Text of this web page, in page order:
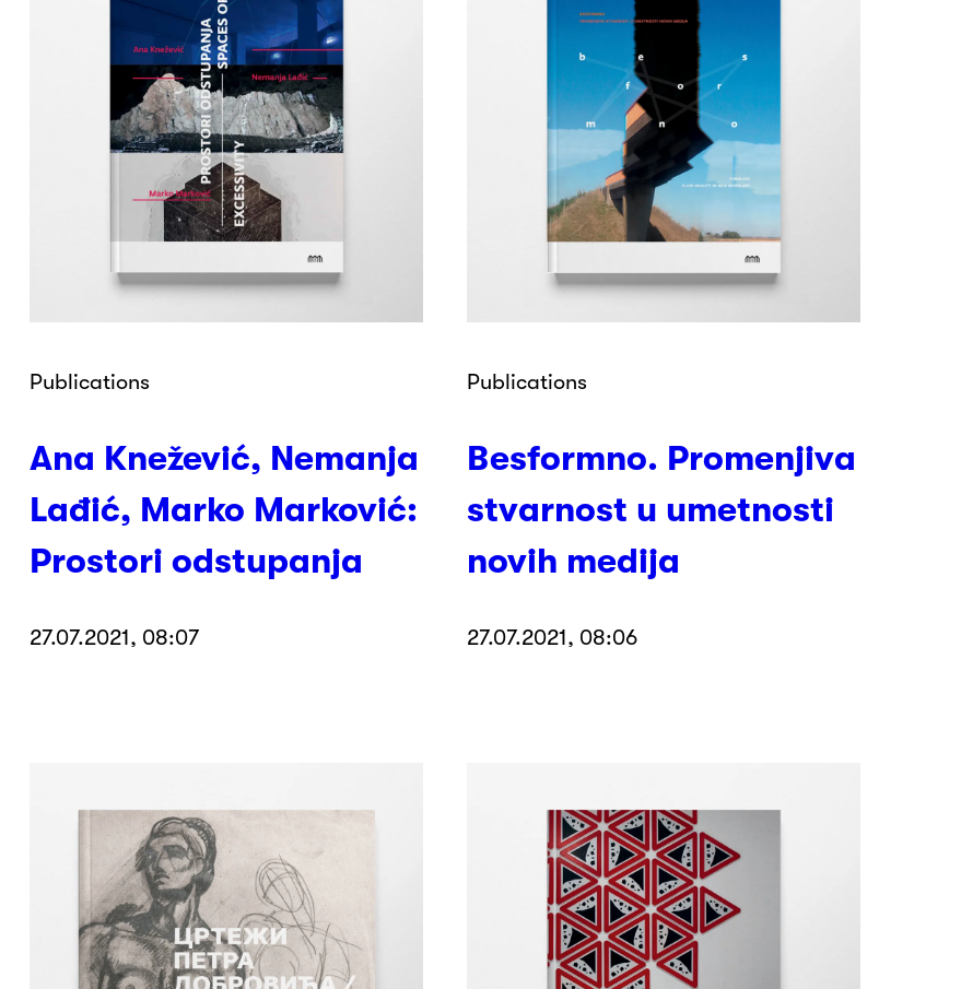
Publications
Ana Knežević, Nemanja
Lađić, Marko Marković:
Prostori odstupanja
27.07.2021, 08:07
Publications
Besformno. Promenjiva
stvarnost u umetnosti
novih medija
27.07.2021, 08:06